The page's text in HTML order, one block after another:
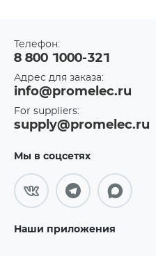
Телефон:
8 800 1000-321
Адрес для заказа:
info@promelec.ru
For suppliers:
supply@promelec.ru
Мы в соцсетях
Наши приложения